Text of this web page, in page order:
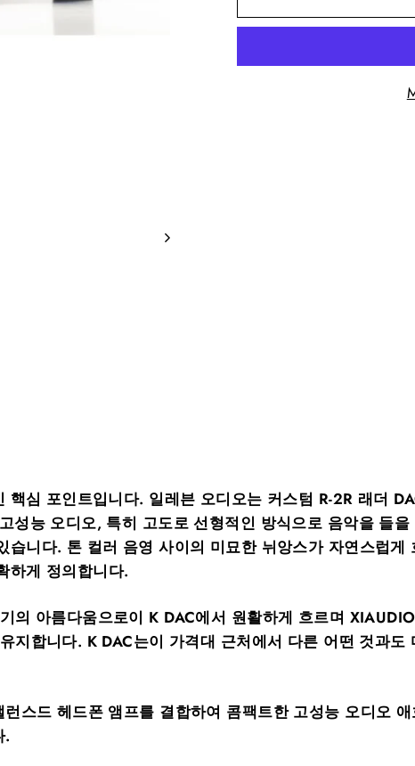
핵심 포인트입니다. 일레븐 오디오는 커스텀 R-2R 래더
성능 오디오, 특히 고도로 선형적인 방식으로 음악을 들
습니다. 톤 컬러 음영 사이의 미묘한 뉘앙스가 자연스럽게
하게 정의합니다.
의 아름다움으로이 K DAC에서 원활하게 흐르며
지합니다. K DAC는이 가격대 근처에서 다른 어떤 것과도
스드 헤드폰 앰프를 결합하여 콤팩트한 고성능 오디오
.